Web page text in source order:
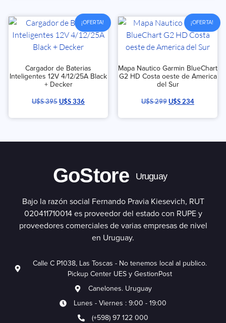
¡OFERTA!
Cargador de Baterias
Inteligentes 12V 4/12/25A Black
+ Decker
U$S395U$S336
¡OFERTA!
Mapa Nautico Garmin BlueChart
G2 HD Costa oeste de America
del Sur
U$S299U$S234
GoStore Uruguay
Bajo la razón social Fernando Pravia Kiesevich, RUT
020411710014 es proveedor del estado con RUPE y
proveedores comerciales de varias empresas de nivel
en Uruguay.
Calle C P1038, Las Toscas - No tenemos local al publico.
Pickup Center UES y GestionPost
Canelones. Uruguay
Lunes - Viernes : 9:00 - 19:00
(+598) 97 122 000